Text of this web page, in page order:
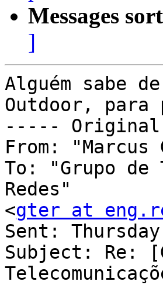
Messages
]
Alguém sabe
Outdoor, para
----- Original
From: "Marcus
To: "Grupo de
Redes"
<gter at
Sent:
Subject: Re: